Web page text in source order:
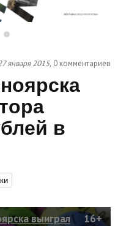
января 2015, 0 комментариев
в
выиграл
16+